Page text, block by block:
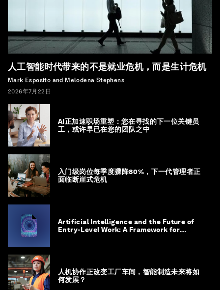
人工智能时代带来的不是就业危机，而是生计危机
Mark Esposito and Melodena Stephens
2026年7月22日
AI正加速职场重塑：您在寻找的下一位关键员
工，或许早已在您的团队之中
入门级岗位每季度骤降80%，下一代管理者正
面临断崖式危机
Artificial Intelligence and the Future of
Entry-Level Work: A Framework for
人机协作正改变工厂车间，智能制造未来将如
何发展？